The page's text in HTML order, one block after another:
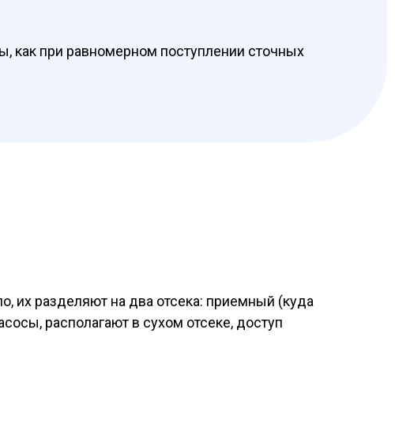
как при равномерном поступлении сточных
их разделяют на два отсека: приемный (куда
располагают в сухом отсеке, доступ